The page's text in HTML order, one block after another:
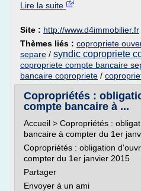
Lire la suite
Site : http://www.d4immobilier.fr
Thèmes liés : copropriete
separe / syndic copropriete
copropriete compte bancaire
bancaire copropriete /
Copropriétés :
compte bancaire à ...
Accueil > Copropriétés :
bancaire à compter du 1er
Copropriétés : obligation
compter du 1er janvier 2015
Partager
Envoyer à un ami